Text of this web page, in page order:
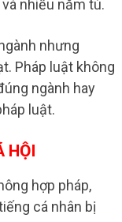
nhiều năm tù.
nhưng
Pháp luật không
ngành hay
luật.
HỘI
hợp pháp,
cá nhân bị